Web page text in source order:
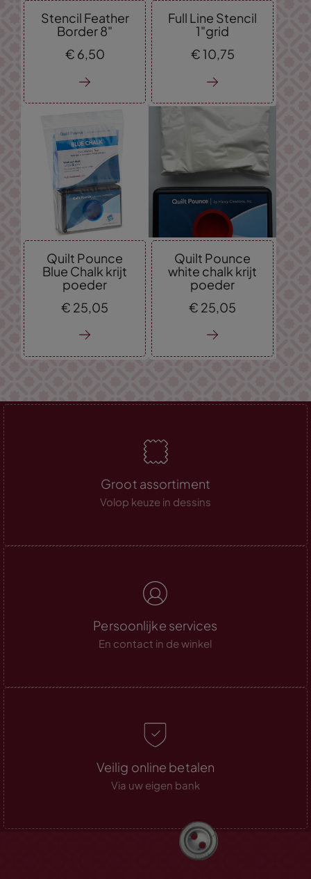
Stencil Feather
Border 8"
€ 6,50
Full Line Stencil
1"grid
€10,75
Quilt Pounce
Blue Chalk krijt
poeder
€ 25, 05
Quilt Pounce
white chalk krijt
poeder
€ 25, 05
Groot assortiment
Volop keuze in dessins
Persoonlijke services
En contact in de winkel
Veilig online betalen
Via uw eigen bank